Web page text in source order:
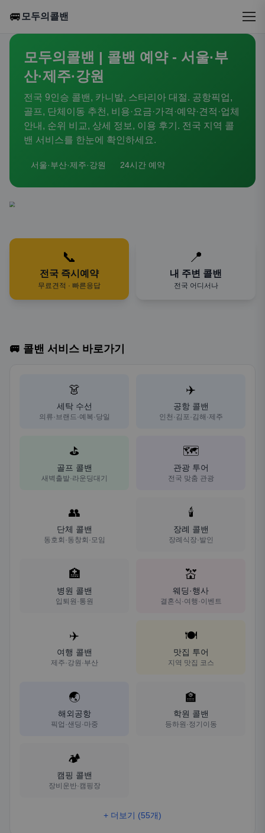
🚐 모두의콜밴
모두의콜밴 | 콜밴 예약 - 서울·부
산·제주·강원
전국 9인승 콜밴, 카니발, 스타리아 대절. 공항픽업,
골프, 단체이동 추천, 비용·요금·가격·예약·견적·업체
안내, 순위 비교, 상세 정보, 이용 후기. 전국 지역 콜
밴 서비스를 한눈에 확인하세요.
서울·부산·제주·강원 24시간 예약
📞
전국 즉시예약
무료견적 · 빠른응답
📍
내 주변 콜밴
전국 어디서나
🚐 콜밴 서비스 바로가기
👗
세탁 수선
의류·브랜드·예복·당일
✈️
공항 콜밴
인천·김포·김해·제주
⛳
골프 콜밴
새벽출발·라운딩대기
🗺️
관광 투어
전국 맞춤 관광
👥
단체 콜밴
동호회·동창회·모임
🕯️
장례 콜밴
장례식장·발인
🏥
병원 콜밴
입퇴원·통원
💒
웨딩·행사
결혼식·여행·이벤트
✈️
여행 콜밴
제주·강원·부산
🍽️
맛집 투어
지역 맛집 코스
🌏
해외공항
픽업·샌딩·마중
🏫
학원 콜밴
등하원·정기이동
🏕️
캠핑 콜밴
장비운반·캠핑장
+ 더보기 (55개)